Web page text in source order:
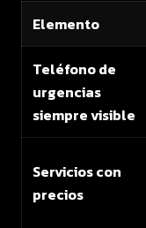
Elemento
Teléfono de
urgencias
siempre visible
Servicios con
precios